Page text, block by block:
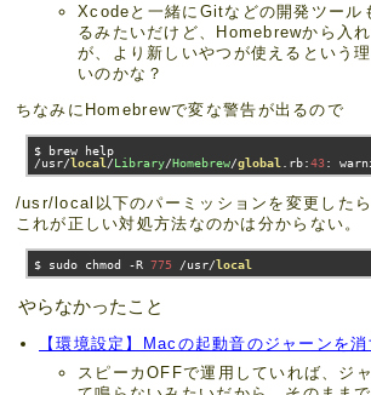
Xcodeと一緒にGitなどの開発ツール
るみたいだけど、Homebrewから入
が、より新しいやつが使えるという
いのかな？
ちなみにHomebrewで変な警告が出るので
/usr/local /Library/Homebrew/global rb:43:
/usr/local以下のパーミッションを変更したら
これが正しい対処方法なのかは分からない。
$ sudo chmod -R 775 /usr/local
やらなかったこと
【環境設定】Macの起動音のジャーンを消
スピーカOFFで運用していれば、ジ